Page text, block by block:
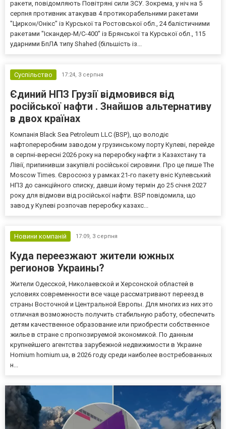
ракети, повідомляють Повітряні сили ЗСУ. Зокрема, у ніч на 5
серпня противник атакував 4 протикорабельними ракетами
"Циркон/Онікс" із Курської та Ростовської обл., 24 балістичними
ракетами "Іскандер-М/С-400" із Брянської та Курської обл., 115
ударними БпЛА типу Shahed (більшість із...
Суспільство 17:24, 3 серпня
Єдиний НПЗ Грузії відмовився від
російської нафти . Знайшов альтернативу
в двох країнах
Компанія Black Sea Petroleum LLC (BSP), що володіє
нафтопереробним заводом у грузинському порту Кулеві, перейде
в серпні-вересні 2026 року на переробку нафти з Казахстану та
Лівії, припинивши закупівлі російської сировини. Про це пише The
Moscow Times. Євросоюз у рамках 21-го пакету вніс Кулевський
НПЗ до санкційного списку, давши йому термін до 25 січня 2027
року для відмови від російської нафти. BSP повідомила, що
завод у Кулеві розпочав переробку казахс...
Новини компаній 17:09, 3 серпня
Куда переезжают жители южных
регионов Украины?
Жители Одесской, Николаевской и Херсонской областей в
условиях современности все чаще рассматривают переезд в
страны Восточной и Центральной Европы. Для многих из них это
отличная возможность получить стабильную работу, обеспечить
детям качественное образование или приобрести собственное
жилье в стране с прогнозируемой экономикой. По данным
крупнейшего агентства зарубежной недвижимости в Украине
Homium homium.ua, в 2026 году среди наиболее востребованных
н...